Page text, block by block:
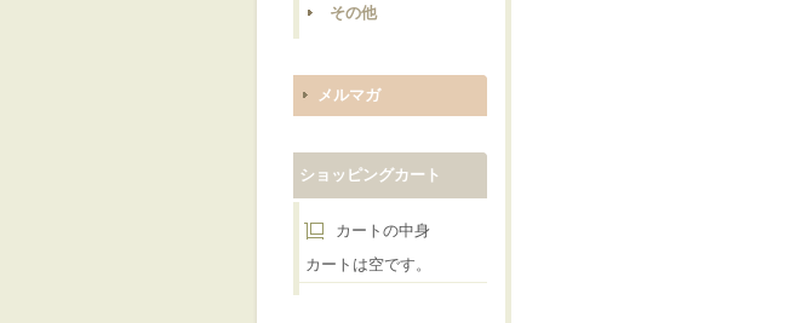
その他
メルマガ
ショッピングカート
カートの中身
カートは空です。